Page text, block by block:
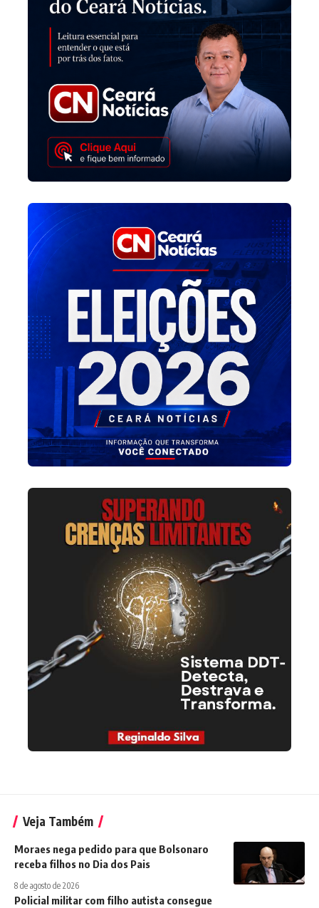
Veja Também
Moraes nega pedido para que Bolsonaro
receba filhos no Dia dos Pais
8 de agosto de 2026
Policial militar com filho autista consegue